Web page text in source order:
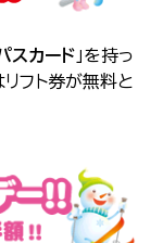
スカード 」を持っ
フト券が無料と